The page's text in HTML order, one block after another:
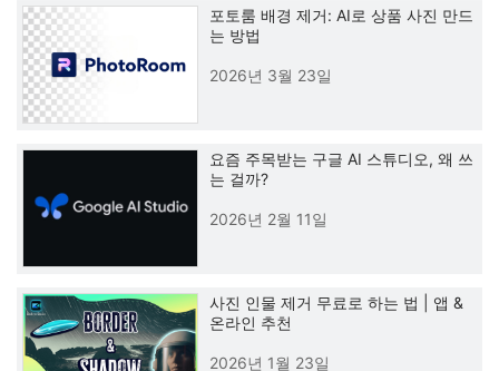
포토룸 배경 제거: AI로 상품 사진 만드
는 방법
2026년 3월 23일
요즘 주목받는 구글 AI 스튜디오, 왜 쓰
는 걸까?
2026년 2월 11일
사진 인물 제거 무료로 하는 법 | 앱 &
온라인 추천
2026년 1월 23일